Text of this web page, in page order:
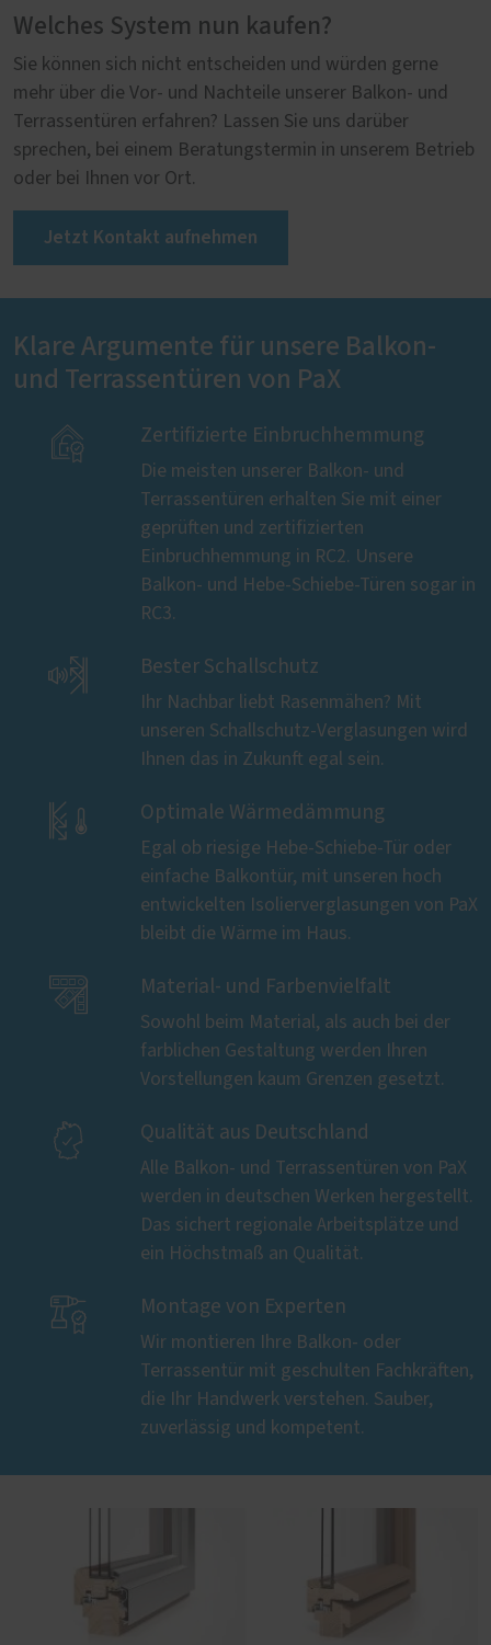
Welches System nun kaufen?
Sie können sich nicht entscheiden und würden gerne
mehr über die Vor- und Nachteile unserer Balkon- und
Terrassentüren erfahren? Lassen Sie uns darüber
sprechen, bei einem Beratungstermin in unserem Betrieb
oder bei Ihnen vor Ort.
Jetzt Kontakt aufnehmen
Klare Argumente für unsere Balkon-
und Terrassentüren von PaX
 Zertifizierte Einbruchhemmung
Die meisten unserer Balkon- und
Terrassentüren erhalten Sie mit einer
geprüften und zertifizierten
Einbruchhemmung in RC2. Unsere
Balkon- und Hebe-Schiebe-Türen sogar in
RC3.
 Bester Schallschutz
Ihr Nachbar liebt Rasenmähen? Mit
unseren Schallschutz-Verglasungen wird
Ihnen das in Zukunft egal sein.
 Optimale Wärmedämmung
Egal ob riesige Hebe-Schiebe-Tür oder
einfache Balkontür, mit unseren hoch
entwickelten Isolierverglasungen von PaX
bleibt die Wärme im Haus.
 Material- und Farbenvielfalt
Sowohl beim Material, als auch bei der
farblichen Gestaltung werden Ihren
Vorstellungen kaum Grenzen gesetzt.
 Qualität aus Deutschland
Alle Balkon- und Terrassentüren von PaX
werden in deutschen Werken hergestellt.
Das sichert regionale Arbeitsplätze und
ein Höchstmaß an Qualität.
 Montage von Experten
Wir montieren Ihre Balkon- oder
Terrassentür mit geschulten Fachkräften,
die Ihr Handwerk verstehen. Sauber,
zuverlässig und kompetent.